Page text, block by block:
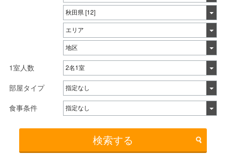
1室人数
部屋タイプ
食事条件
検索する